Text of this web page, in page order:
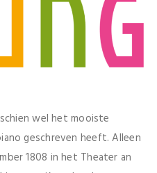
wel het mooiste
geschreven heeft. Alleen
1808 in het Theater an